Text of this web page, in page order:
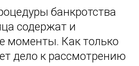
банкротства
содержат и
моменты. Как только
дело к рассмотрению